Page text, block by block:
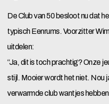
De Club van 50 besloot nu dat
typisch Eenrums. Voorzitter
uitdelen:
“Ja, dit is toch prachtig? Onze
stijl. Mooier wordt het niet. Nou
verwarmde club wantjes